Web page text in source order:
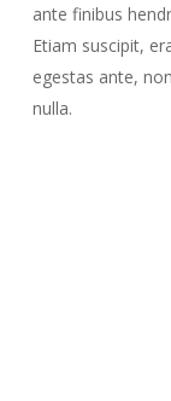
ante finibus
Etiam suscipit,
egestas ante,
nulla.